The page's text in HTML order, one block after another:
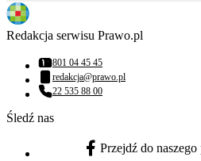
Redakcja serwisu Prawo.pl
Numer telefonu:
801 04 45 45
Adres email:
redakcja@prawo.pl
Numer telefonu:
22 535 88 00
Śledź nas
facebook - otwiera się w nowej
Przejdź do